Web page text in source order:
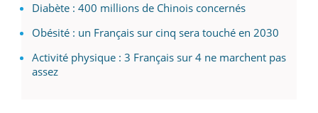
Diabète : 400 millions de Chinois concernés
Obésité : un Français sur cinq sera touché en 2030
Activité physique : 3 Français sur 4 ne marchent pas
assez